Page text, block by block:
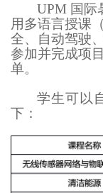
UPM 国际
用多语言授课
全、自动驾驶
参加并完成项
单。
学生可以
下：